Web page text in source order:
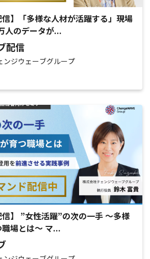
信】「多様な人材が活躍する」現場
人のデータが...
配信
ンジウェーブグループ
信】 ”女性活躍”の次の一手 ～多様
場とは～ マ...